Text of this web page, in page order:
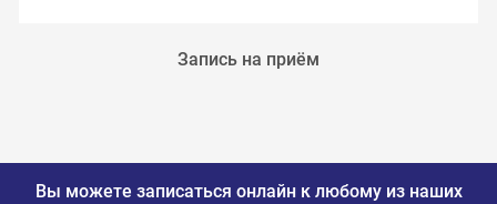
Запись на приём
Вы можете записаться онлайн к любому из наших